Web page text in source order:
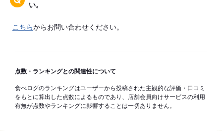
い。
こちらからお問い合わせください。
点数・ランキングとの関連性について
食べログのランキングはユーザーから投稿された主観的な評価・口コミ
をもとに算出した点数によるものであり、店舗会員向けサービスの利用
有無が点数やランキングに影響することは一切ありません。